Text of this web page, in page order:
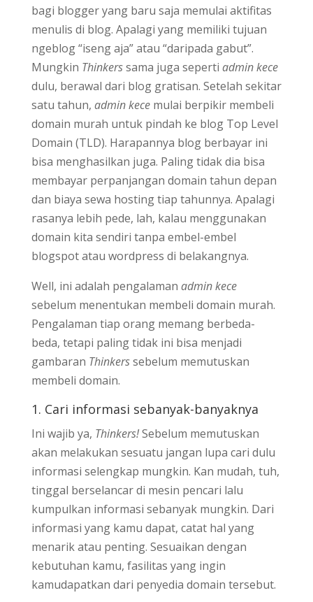
bagi blogger yang baru saja memulai aktifitas
menulis di blog. Apalagi yang memiliki tujuan
ngeblog “iseng aja” atau “daripada gabut”.
Mungkin Thinkerssama juga seperti admin kece
dulu, berawal dari blog gratisan. Setelah sekitar
satu tahun, admin kecemulai berpikir membeli
domain murah untuk pindah ke blog Top Level
Domain (TLD). Harapannya blog berbayar ini
bisa menghasilkan juga. Paling tidak dia bisa
membayar perpanjangan domain tahun depan
dan biaya sewa hosting tiap tahunnya. Apalagi
rasanya lebih pede, lah, kalau menggunakan
domain kita sendiri tanpa embel-embel
blogspot atau wordpress di belakangnya.
Well, ini adalah pengalaman admin kece
sebelum menentukan membeli domain murah.
Pengalaman tiap orang memang berbeda-
beda, tetapi paling tidak ini bisa menjadi
gambaran Thinkerssebelum memutuskan
membeli domain.
1. Cari informasi sebanyak-banyaknya
Ini wajib ya, Thinkers!Sebelum memutuskan
akan melakukan sesuatu jangan lupa cari dulu
informasi selengkap mungkin. Kan mudah, tuh,
tinggal berselancar di mesin pencari lalu
kumpulkan informasi sebanyak mungkin. Dari
informasi yang kamu dapat, catat hal yang
menarik atau penting. Sesuaikan dengan
kebutuhan kamu, fasilitas yang ingin
kamudapatkan dari penyedia domain tersebut.